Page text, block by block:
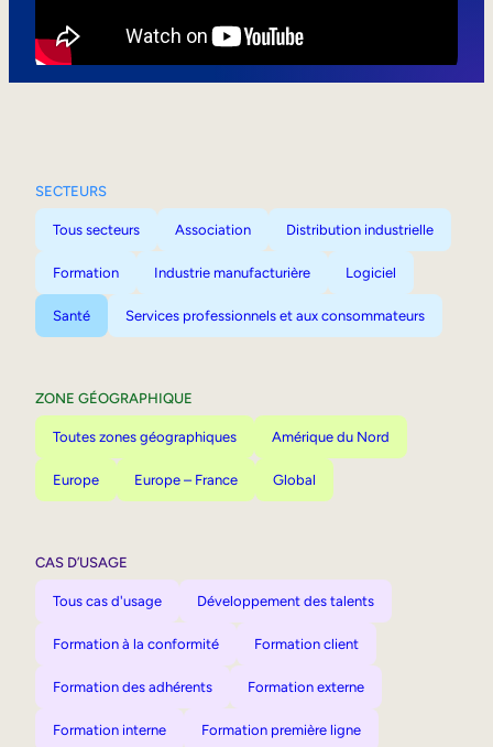
SECTEURS
Tous secteurs Association Distribution industrielle
Formation Industrie manufacturière Logiciel
Santé Services professionnels et aux consommateurs
ZONE GÉOGRAPHIQUE
Toutes zones géographiques Amérique du Nord
Europe Europe – France Global
CAS D’USAGE
Tous cas d'usage Développement des talents
Formation à la conformité Formation client
Formation des adhérents Formation externe
Formation interne Formation première ligne